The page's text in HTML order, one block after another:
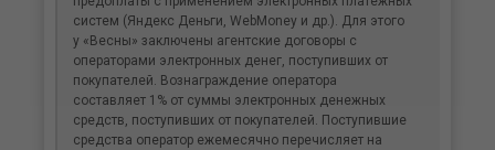
систем (Яндекс Деньги, WebMoney и др.). Для этого
у «Весны» заключены агентские договоры с
операторами электронных денег, поступивших от
покупателей. Вознаграждение оператора
составляет 1% от суммы электронных денежных
средств, поступивших от покупателей. Поступившие
средства оператор ежемесячно перечисляет на